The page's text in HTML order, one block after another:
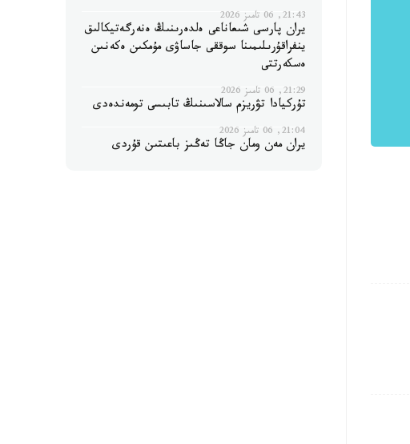
21:43, 06 تامىز 2026
يران پارسى شىعاناعى ەلدەرىنىڭ ەنەرگەتيكالىق
ينفراقۇرىلىمىنا سوققى جاساۋى مۇمكىن ەكەنىن
ەسكەرتتى
21:29, 06 تامىز 2026
تۇركيادا تۋريزم سالاسىنىڭ تابىسى تومەندەدى
21:04, 06 تامىز 2026
يران مەن ومان جاڭا تەڭىز باعىتىن قۇردى